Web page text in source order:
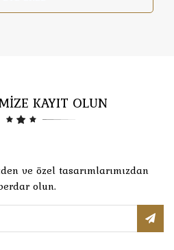
KAYIT OLUN
ve özel tasarımlarımızdan
olun.